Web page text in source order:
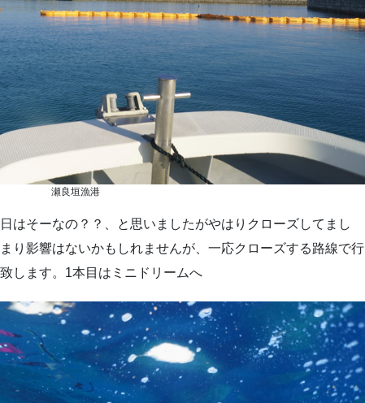
瀬良垣漁港
はそーなの？？、と思いましたがやはりクローズしてまし
り影響はないかもしれませんが、一応クローズする路線で行
します。1本目はミニドリームへ